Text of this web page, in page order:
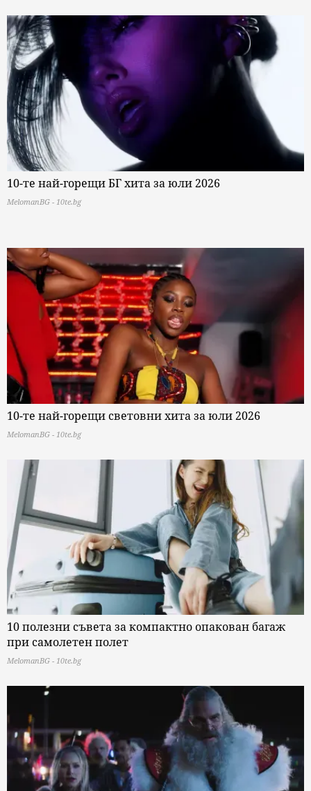
10-те най-горещи БГ хита за юли 2026
MelomanBG - 10te.bg
10-те най-горещи световни хита за юли 2026
MelomanBG - 10te.bg
10 полезни съвета за компактно опакован багаж
при самолетен полет
MelomanBG - 10te.bg